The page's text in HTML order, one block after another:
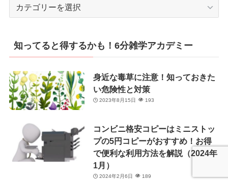
リ
ー
知ってると得するかも！6分雑学アカデミー
身近な毒草に注意！知っておきた
い危険性と対策
2023年8月15日 193
コンビニ格安コピーはミニストッ
プの5円コピーがおすすめ！お得
で便利な利用方法を解説（2024年
1月）
2024年2月6日 189